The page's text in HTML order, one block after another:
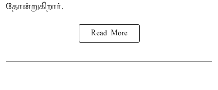
தோன்றுகிறார்.
Read More